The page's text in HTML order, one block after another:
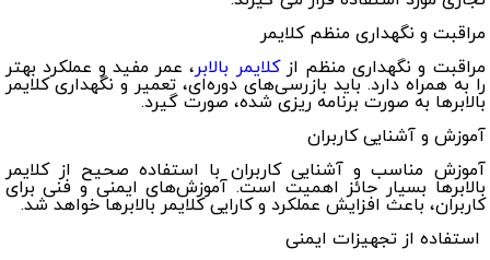
مراقبت و نگهداری منظم کلایمر
مراقبت و نگهداری منظم ازکلایمر بالابر، عمر مفید و عملکرد بهتر
را به همراه دارد. باید بازرسی‌های دوره‌ای، تعمیر و نگهداری کلایمر
بالابرها به صورت برنامه ریزی شده، صورت گیرد.
آموزش و آشنایی کاربران
آموزش مناسب و آشنایی کاربران با استفاده صحیح از کلایمر
بالابرها بسیار حائز اهمیت است. آموزش‌های ایمنی و فنی برای
کاربران، باعث افزایش عملکرد و کارایی کلایمر بالابرها خواهد شد.
استفاده از تجهیزات ایمنی